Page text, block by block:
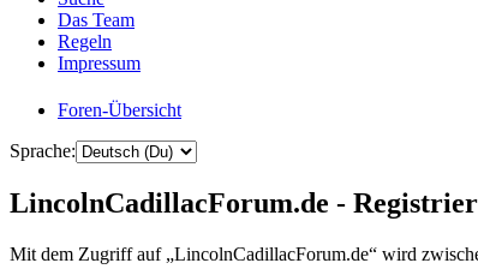
Das Team
Regeln
Impressum
Foren-Übersicht
Sprache:
LincolnCadillacForum.de -
Mit dem Zugriff auf „LincolnCadillacForum.de“ wird